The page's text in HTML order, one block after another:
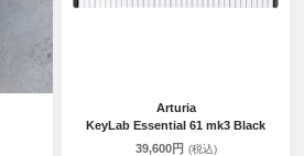
Arturia
KeyLab Essential 61 mk3 Black
39,600円 (税込)